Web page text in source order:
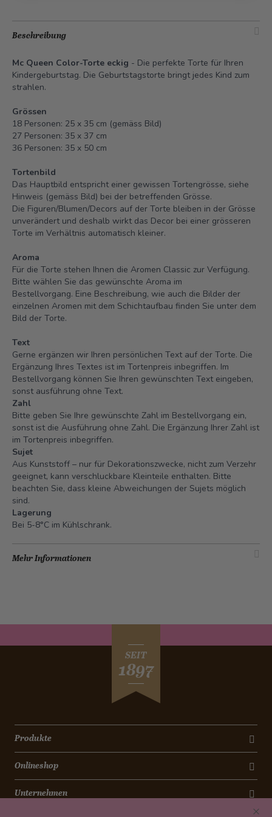
Beschreibung
Mc Queen Color-Torte eckig - Die perfekte Torte für Ihren
Kindergeburtstag. Die Geburtstagstorte bringt jedes Kind zum
strahlen.
Grössen
18 Personen: 25 x 35 cm (gemäss Bild)
27 Personen: 35 x 37 cm
36 Personen: 35 x 50 cm
Tortenbild
Das Hauptbild entspricht einer gewissen Tortengrösse, siehe
Hinweis (gemäss Bild) bei der betreffenden Grösse.
Die Figuren/Blumen/Decors auf der Torte bleiben in der Grösse
unverändert und deshalb wirkt das Decor bei einer grösseren
Torte im Verhältnis automatisch kleiner.
Aroma
Für die Torte stehen Ihnen die Aromen Classic zur Verfügung.
Bitte wählen Sie das gewünschte Aroma im
Bestellvorgang. Eine Beschreibung, wie auch die Bilder der
einzelnen Aromen mit dem Schichtaufbau finden Sie unter dem
Bild der Torte.
Text
Gerne ergänzen wir Ihren persönlichen Text auf der Torte. Die
Ergänzung Ihres Textes ist im Tortenpreis inbegriffen. Im
Bestellvorgang können Sie Ihren gewünschten Text eingeben,
sonst ausführung ohne Text.
Zahl
Bitte geben Sie Ihre gewünschte Zahl im Bestellvorgang ein,
sonst ist die Ausführung ohne Zahl. Die Ergänzung Ihrer Zahl ist
im Tortenpreis inbegriffen.
Sujet
Aus Kunststoff – nur für Dekorationszwecke, nicht zum Verzehr
geeignet, kann verschluckbare Kleinteile enthalten. Bitte
beachten Sie, dass kleine Abweichungen der Sujets möglich
sind.
Lagerung
Bei 5-8°C im Kühlschrank.
Mehr Informationen
SEIT
1897
Produkte
Onlineshop
Unternehmen